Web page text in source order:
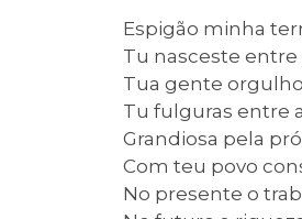
Espigão minha
Tu nasceste
Tua gente
Tu fulguras entre
Grandiosa pela
Com teu povo
No presente o